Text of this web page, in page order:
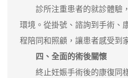
診所注重患者的就診體驗
環境。從掛號、諮詢到手術、
程陪同和照顧，讓患者感受到
四、全面的術後關懷
終止妊娠手術後的康復同